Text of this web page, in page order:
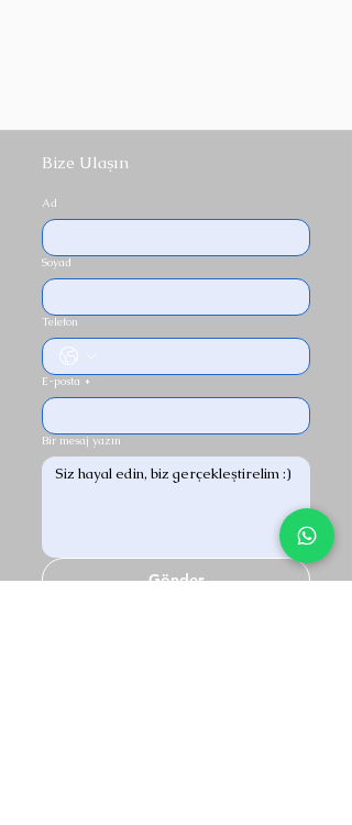
Bize Ulaşın
Ad
Soyad
Telefon
E-posta *
Bir mesaj yazın
Gönder